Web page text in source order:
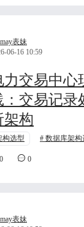
表妹
06-16 10:59
力交易中心
：交易记录
架构
构选型 数据库架构
0 0
表妹